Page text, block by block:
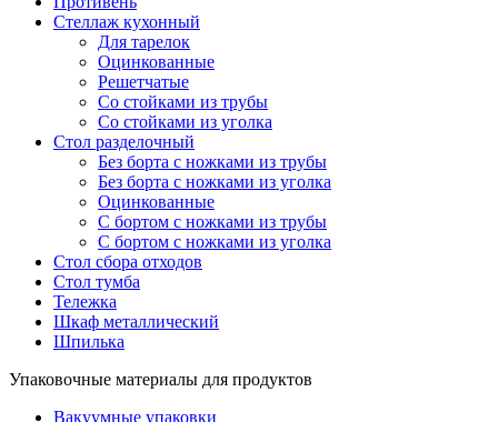
Стеллаж кухонный
Для тарелок
Оцинкованные
Решетчатые
Со стойками из трубы
Со стойками из уголка
Стол разделочный
Без борта с ножками из трубы
Без борта с ножками из уголка
Оцинкованные
С бортом с ножками из трубы
С бортом с ножками из уголка
Стол сбора отходов
Стол тумба
Тележка
Шкаф металлический
Шпилька
Упаковочные материалы для продуктов
Вакуумные упаковки